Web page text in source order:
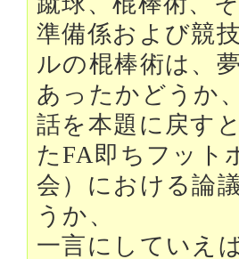
準備係および競
ルの棍棒術は、
あったかどうか
話を本題に戻す
たFA即ちフット
会）における論
うか、
一言にしていえ